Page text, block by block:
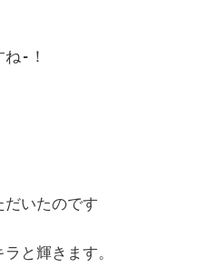
-！
だいたのです
と輝きます。